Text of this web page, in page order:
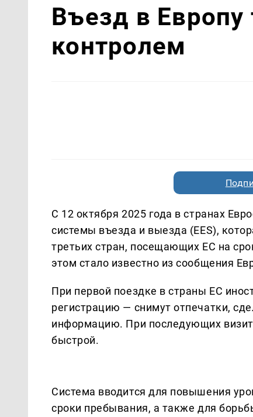
Въезд в
контролем
С 12 октября 2025 года в странах
системы въезда и выезда (EES),
третьих стран, посещающих ЕС на
этом стало известно из сообщения
При первой поездке в страны ЕС
регистрацию — снимут отпечатки,
информацию. При последующих
быстрой.
Система вводится для повышения
сроки пребывания, а также для